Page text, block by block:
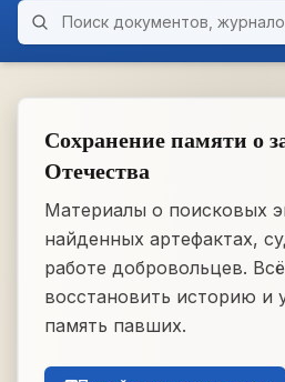
ARCHIVE
Поиск по архиву
Сохранение памяти о
Отечества
Материалы о поисковых
найденных артефактах,
работе добровольцев.
восстановить историю и
память павших.